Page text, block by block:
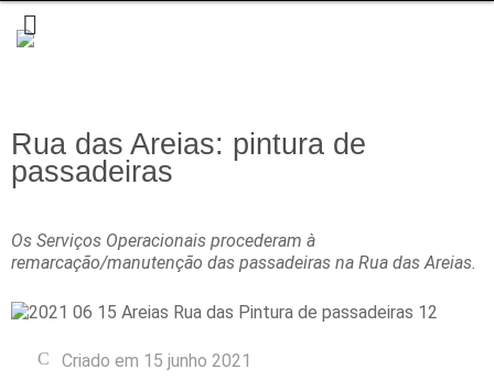
Rua das Areias: pintura de
passadeiras
Os Serviços Operacionais procederam à
remarcação/manutenção das passadeiras na Rua das Areias.
Criado em 15 junho 2021